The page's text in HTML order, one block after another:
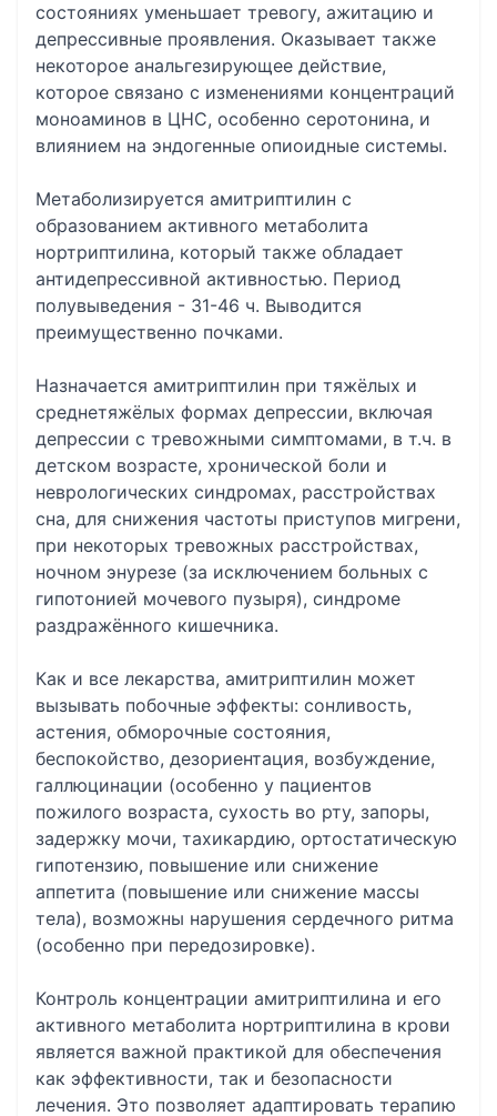
состояниях уменьшает тревогу, ажитацию и
депрессивные проявления. Оказывает также
некоторое анальгезирующее действие,
которое связано с изменениями концентраций
моноаминов в ЦНС, особенно серотонина, и
влиянием на эндогенные опиоидные системы.
Метаболизируется амитриптилин с
образованием активного метаболита
нортриптилина, который также обладает
антидепрессивной активностью. Период
полувыведения - 31-46 ч. Выводится
преимущественно почками.
Назначается амитриптилин при тяжёлых и
среднетяжёлых формах депрессии, включая
депрессии с тревожными симптомами, в т.ч. в
детском возрасте, хронической боли и
неврологических синдромах, расстройствах
сна, для снижения частоты приступов мигрени,
при некоторых тревожных расстройствах,
ночном энурезе (за исключением больных с
гипотонией мочевого пузыря), синдроме
раздражённого кишечника.
Как и все лекарства, амитриптилин может
вызывать побочные эффекты: сонливость,
астения, обморочные состояния,
беспокойство, дезориентация, возбуждение,
галлюцинации (особенно у пациентов
пожилого возраста, сухость во рту, запоры,
задержку мочи, тахикардию, ортостатическую
гипотензию, повышение или снижение
аппетита (повышение или снижение массы
тела), возможны нарушения сердечного ритма
(особенно при передозировке).
Контроль концентрации амитриптилина и его
активного метаболита нортриптилина в крови
является важной практикой для обеспечения
как эффективности, так и безопасности
лечения. Это позволяет адаптировать терапию